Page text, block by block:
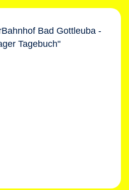
Bad Gottleuba -
Tagebuch"